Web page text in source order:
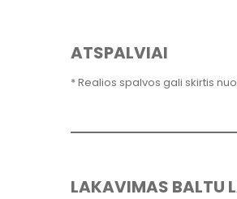
ATSPALVIAI
* Realios spalvos gali skirtis
LAKAVIMAS BALTU